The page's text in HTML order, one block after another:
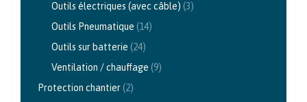
Outils électriques (avec câble) (3)
Outils Pneumatique (14)
Outils sur batterie (24)
Ventilation / chauffage (9)
Protection chantier(2)